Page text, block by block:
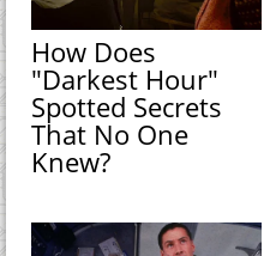
How Does
"Darkest Hour"
Spotted Secrets
That No One
Knew?